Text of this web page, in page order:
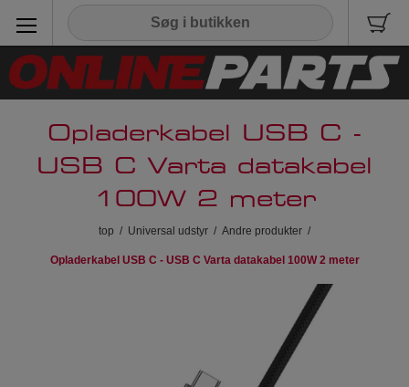
Opladerkabel USB C -
USB C Varta datakabel
100W 2 meter
top / Universal udstyr / Andre produkter /
Opladerkabel USB C - USB C Varta datakabel 100W 2 meter